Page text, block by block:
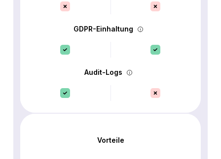
GDPR-Einhaltung
Audit-Logs
Vorteile